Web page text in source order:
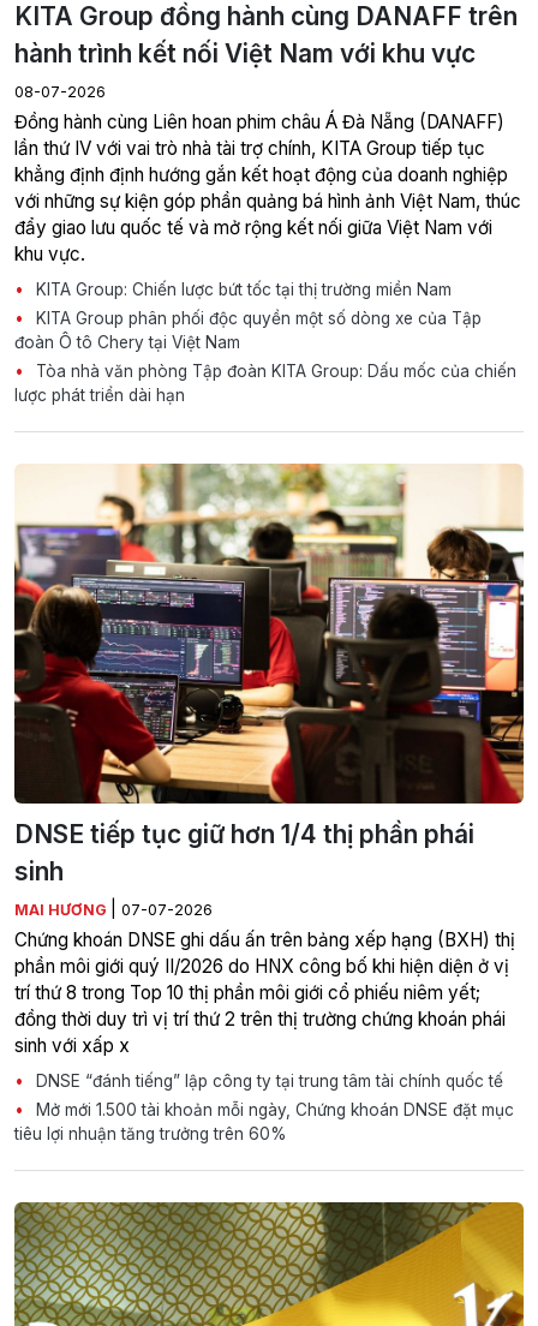
KITA Group đồng hành cùng DANAFF trên
hành trình kết nối Việt Nam với khu vực
08-07-2026
Đồng hành cùng Liên hoan phim châu Á Đà Nẵng (DANAFF)
lần thứ IV với vai trò nhà tài trợ chính, KITA Group tiếp tục
khẳng định định hướng gắn kết hoạt động của doanh nghiệp
với những sự kiện góp phần quảng bá hình ảnh Việt Nam, thúc
đẩy giao lưu quốc tế và mở rộng kết nối giữa Việt Nam với
khu vực.
KITA Group: Chiến lược bứt tốc tại thị trường miền Nam
KITA Group phân phối độc quyền một số dòng xe của Tập
đoàn Ô tô Chery tại Việt Nam
Tòa nhà văn phòng Tập đoàn KITA Group: Dấu mốc của chiến
lược phát triển dài hạn
DNSE tiếp tục giữ hơn 1/4 thị phần phái
sinh
MAI HƯƠNG 07-07-2026
Chứng khoán DNSE ghi dấu ấn trên bảng xếp hạng (BXH) thị
phần môi giới quý II/2026 do HNX công bố khi hiện diện ở vị
trí thứ 8 trong Top 10 thị phần môi giới cổ phiếu niêm yết;
đồng thời duy trì vị trí thứ 2 trên thị trường chứng khoán phái
sinh với xấp x
DNSE “đánh tiếng” lập công ty tại trung tâm tài chính quốc tế
Mở mới 1.500 tài khoản mỗi ngày, Chứng khoán DNSE đặt mục
tiêu lợi nhuận tăng trưởng trên 60%